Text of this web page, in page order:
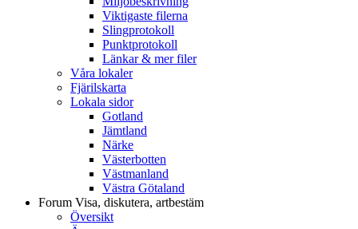
Viktigaste filerna
Slingprotokoll
Punktprotokoll
Länkar & mer filer
Våra lokaler
Fjärilskarta
Lokala sidor
Gotland
Jämtland
Närke
Västerbotten
Västmanland
Västra Götaland
Forum Visa, diskutera, artbestäm
Översikt